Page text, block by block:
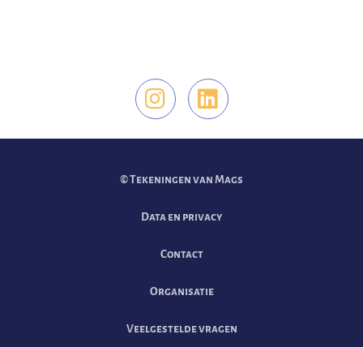
Vind ons op
Vind ons op
© Tekeningen van Mags
Data en privacy
Contact
Organisatie
Veelgestelde vragen